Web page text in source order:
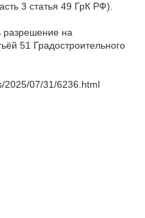
3 статья 49 ГрК РФ).
разрешение на
51 Градостроительного
2025/07/31/6236.html